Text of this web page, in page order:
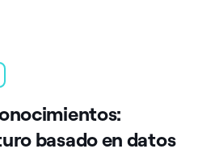
basado en datos